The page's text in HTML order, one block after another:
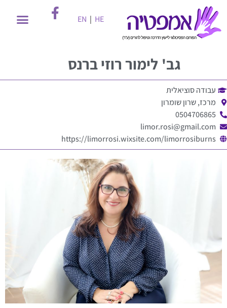
EN | HE
גב' לימור רוזי ברנס
עבודה סוציאלית
מרכז, שרון שומרון
0504706865
limor.rosi@gmail.com
https://limorrosi.wixsite.com/limorrosiburns